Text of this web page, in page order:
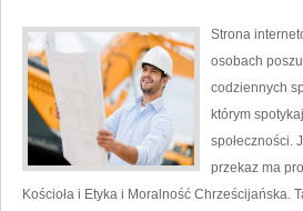
Strona
osobach
codziennych
którym
społeczności.
przekaz ma
Kościoła i Etyka i Moralność Chrześcijańska.